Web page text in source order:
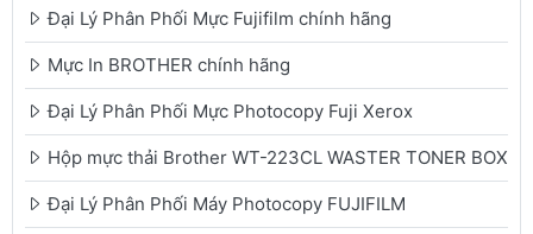
Đại Lý Phân Phối Mực Fujifilm chính hãng
Mực In BROTHER chính hãng
Đại Lý Phân Phối Mực Photocopy Fuji Xerox
Hộp mực thải Brother WT-223CL WASTER TONER BOX
Đại Lý Phân Phối Máy Photocopy FUJIFILM